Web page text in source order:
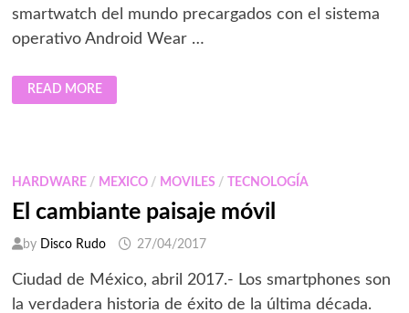
smartwatch del mundo precargados con el sistema
operativo Android Wear …
LG
Y
GOOGLE
ANDRIOD
2.0
READ MORE
HARDWARE/ MEXICO/ MOVILES / TECNOLOGÍA
El cambiante paisaje móvil
by Disco Rudo 27/04/2017
Ciudad de México, abril 2017.- Los smartphones son
la verdadera historia de éxito de la última década.